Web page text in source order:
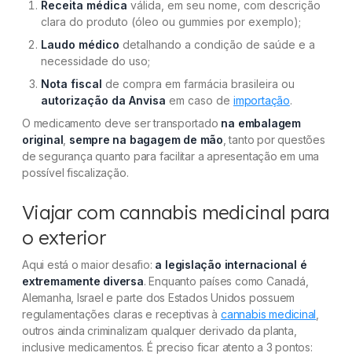
Receita médica válida, em seu nome, com descrição
clara do produto (óleo ou gummies por exemplo);
Laudo médico detalhando a condição de saúde e a
necessidade do uso;
Nota fiscal de compra em farmácia brasileira ou
autorização da Anvisa em caso de importação.
O medicamento deve ser transportado na embalagem
original sempre na bagagem de mão , tanto por questões
de segurança quanto para facilitar a apresentação em uma
possível fiscalização.
Viajar com cannabis medicinal para
o exterior
Aqui está o maior desafio: a legislação internacional é
extremamente diversa. Enquanto países como Canadá,
Alemanha, Israel e parte dos Estados Unidos possuem
regulamentações claras e receptivas àcannabis medicinal
outros ainda criminalizam qualquer derivado da planta,
inclusive medicamentos. É preciso ficar atento a 3 pontos: